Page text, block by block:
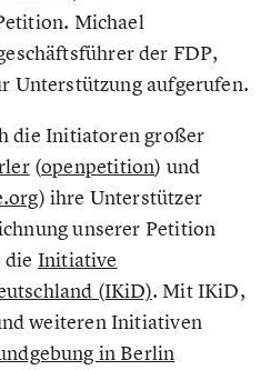
Michael
der FDP,
Unterstützung aufgerufen.
die Initiatoren großer
(openpetition) und
) ihre Unterstützer
unserer Petition
die Initiative
(IKiD). Mit IKiD,
weiteren Initiativen
in Berlin